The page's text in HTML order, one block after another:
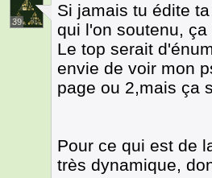
39
Si jamais tu édite
qui l'on soutenu,
Le top serait
envie de voir mon
page ou 2,mais ça
Pour ce qui est de
très dynamique,